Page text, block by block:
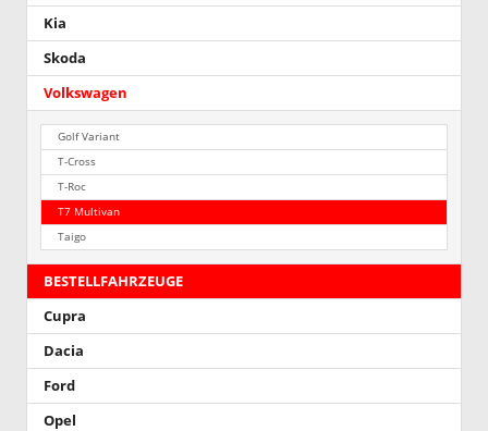
Kia
Skoda
Volkswagen
Golf Variant
T-Cross
T-Roc
T7 Multivan
Taigo
BESTELLFAHRZEUGE
Cupra
Dacia
Ford
Opel